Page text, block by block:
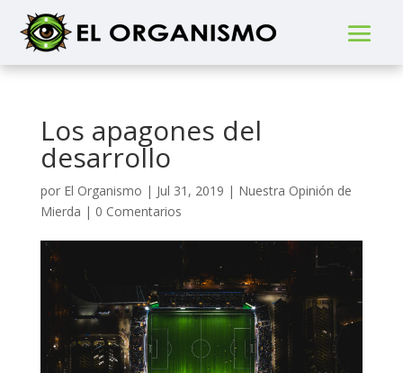
Los apagones del
desarrollo
por El Organismo | Jul 31, 2019 | Nuestra Opinión de
Mierda | 0 Comentarios